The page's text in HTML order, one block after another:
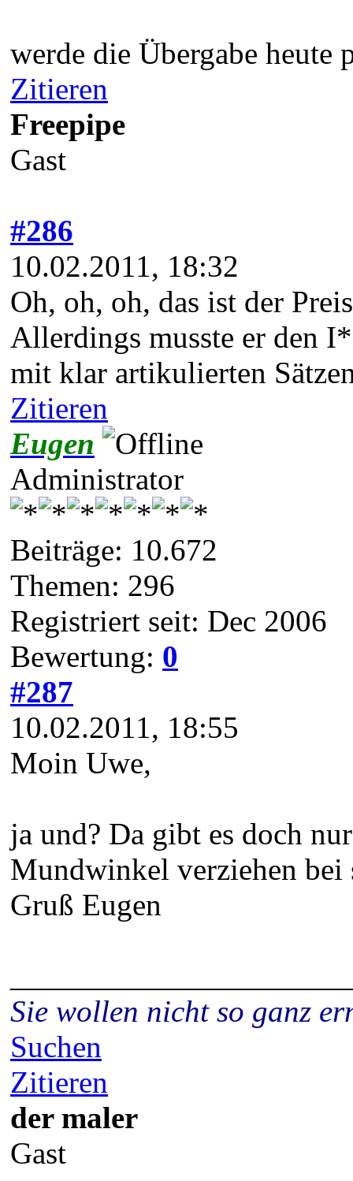
werde die Übergabe heute
Zitieren
Freepipe
Gast
#286
10.02.2011, 18:32
Oh, oh, oh, das ist der
Allerdings musste er den
mit klar artikulierten
Zitieren
Eugen
Administrator
Beiträge: 10.672
Themen: 296
Registriert seit: Dec 2006
Bewertung: 0
#287
10.02.2011, 18:55
Moin Uwe,
ja und? Da gibt es doch
Mundwinkel verziehen bei
Gruß Eugen
Sie wollen nicht so ganz
Suchen
Zitieren
der maler
Gast